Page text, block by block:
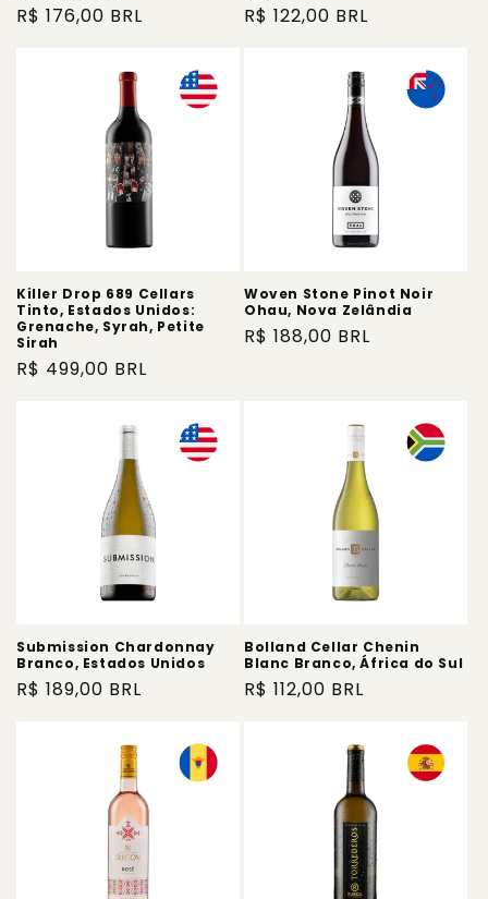
Preço
R$ 176,00 BRL
Preço
R$ 122,00 BRL
Killer Drop 689 Cellars
Tinto, Estados Unidos:
Grenache, Syrah, Petite
Sirah
Preço
R$ 499,00 BRL
Woven Stone Pinot Noir
Ohau, Nova Zelândia
Preço
R$ 188,00 BRL
Submission Chardonnay
Branco, Estados Unidos
Preço
R$ 189,00 BRL
Bolland Cellar Chenin
Blanc Branco, África do Sul
Preço
R$ 112,00 BRL